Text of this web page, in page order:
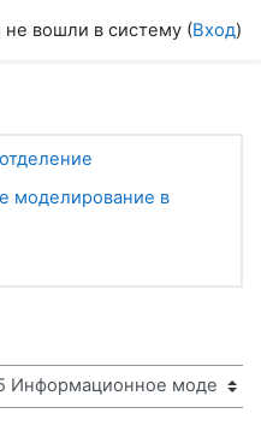
не вошли в систему (Вход)
моделирование в